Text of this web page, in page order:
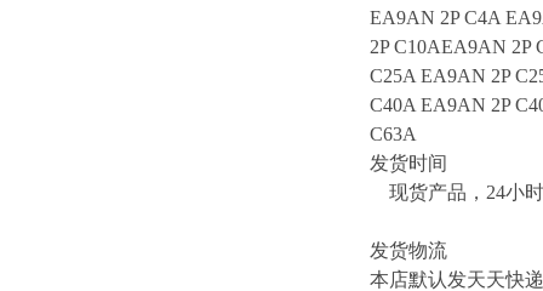
EA9AN 2P C4A
2P C10AEA9AN 2P
C25A EA9AN 2P
C40A EA9AN 2P
C63A
发货时间
现货产品，24小
发货物流
本店默认发天天快